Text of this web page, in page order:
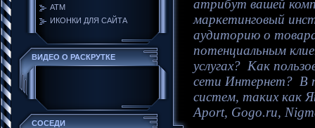
АТМ
ИКОНКИ ДЛЯ САЙТА
ВИДЕО О РАСКРУТКЕ
СОСЕДИ
атрибут вашей
маркетинговый
аудиторию о
потенциальным
услугах? Как
сети Интернет? В
систем, таких как
Aport, Gogo.ru,